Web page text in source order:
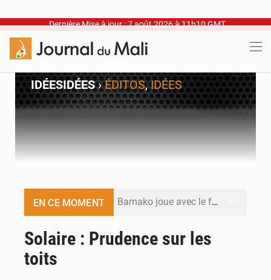
Dernière Mise à jour : 7 août 2026 à 11h10 GMT
IDÉESIDÉES›ÉDITOS,IDÉES
EN CE MOMENT Bamako joue avec le feu
Solaire : Prudence sur les
toits